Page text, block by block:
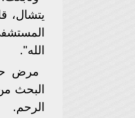
يتشال،
الله".
مرض
البحث
الرحم.